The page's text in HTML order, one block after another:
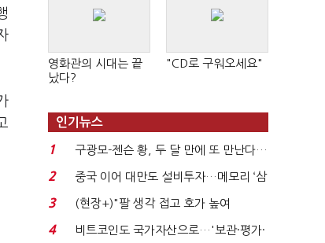
영화관의 시대는 끝
났다?
"CD로 구워오세요"
인기뉴스
1
구광모-젠슨 황, 두 달 만에 또 만난다…
로봇·AI 등 논...
2
중국 이어 대만도 설비투자…메모리 ‘삼
국전쟁’
3
(현장+)"팔 생각 접고 호가 높여
요"…'덜 똘똘한 한 채' 20...
4
비트코인도 국가자산으로…'보관·평가·